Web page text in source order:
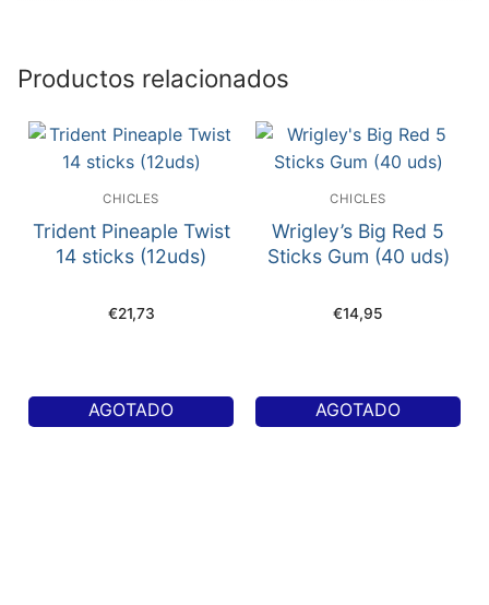
Productos relacionados
CHICLES
Trident Pineaple Twist
14 sticks (12uds)
€21,73
AGOTADO
CHICLES
Wrigley’s Big Red 5
Sticks Gum (40 uds)
€14,95
AGOTADO